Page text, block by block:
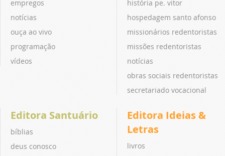
empregos
notícias
ouça ao vivo
programação
vídeos
história pe. vitor
hospedagem santo afonso
missionários redentoristas
missões redentoristas
notícias
obras sociais redentoristas
secretariado vocacional
Editora Santuário
bíblias
deus conosco
Editora Ideias &
Letras
livros